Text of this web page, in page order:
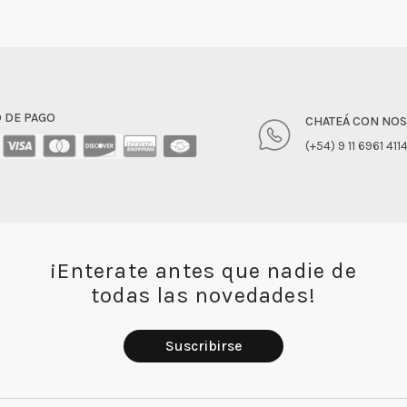
PAGO
CHATEÁ CON
(+54) 9 11 6961 4114
¡Enterate antes que nadie de
todas las novedades!
Suscribirse